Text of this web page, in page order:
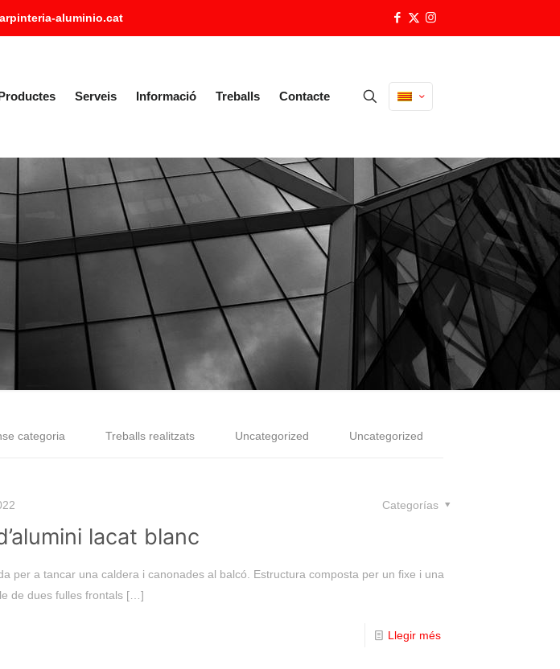
aluminio.cat
Serveis Informació Treballs Contacte
categoria Treballs realitzats Uncategorized Uncategorized
Categorías
lacat blanc
per a tancar una caldera i canonades al balcó. Estructura composta per un fixe i una
de dues fulles frontals[…]
Llegir més